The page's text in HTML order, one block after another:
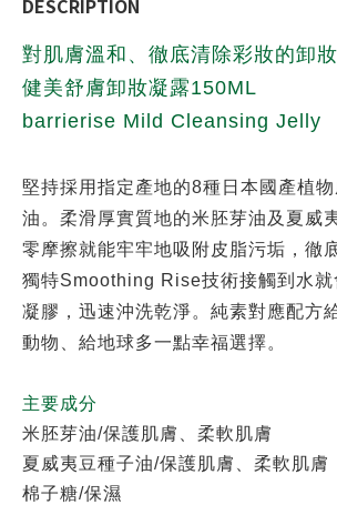
DESCRIPTION
對肌膚溫和、徹底清除彩妝的卸
健美舒膚卸妝凝露150ML
barrierise Mild Cleansing Jelly
堅持採用指定產地的8種日本國產植
油。柔滑厚實質地的米胚芽油及夏威
零摩擦就能牢牢地吸附皮脂污垢，徹
獨特Smoothing Rise技術接觸到水就
凝膠，迅速沖洗乾淨。純素對應配方
動物、給地球多一點幸福選擇。
主要成分
米胚芽油/保護肌膚、柔軟肌膚
夏威夷豆種子油/保護肌膚、柔軟肌膚
棉子糖/保濕